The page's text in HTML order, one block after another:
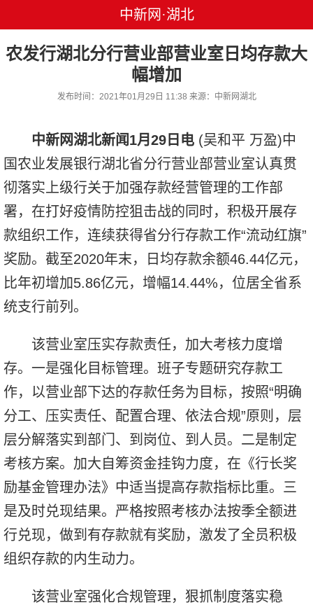
中新网·湖北
农发行湖北分行营业部营业室日均存款大
幅增加
发布时间：2021年01月29日 11:38 来源：中新网湖北
中新网湖北新闻1月29日电 (吴和平 万盈)中
国农业发展银行湖北省分行营业部营业室认真贯
彻落实上级行关于加强存款经营管理的工作部
署，在打好疫情防控狙击战的同时，积极开展存
款组织工作，连续获得省分行存款工作“流动红旗”
奖励。截至2020年末，日均存款余额46.44亿元，
比年初增加5.86亿元，增幅14.44%，位居全省系
统支行前列。
该营业室压实存款责任，加大考核力度增
存。一是强化目标管理。班子专题研究存款工
作，以营业部下达的存款任务为目标，按照“明确
分工、压实责任、配置合理、依法合规”原则，层
层分解落实到部门、到岗位、到人员。二是制定
考核方案。加大自筹资金挂钩力度，在《行长奖
励基金管理办法》中适当提高存款指标比重。三
是及时兑现结果。严格按照考核办法按季全额进
行兑现，做到有存款就有奖励，激发了全员积极
组织存款的内生动力。
该营业室强化合规管理，狠抓制度落实稳